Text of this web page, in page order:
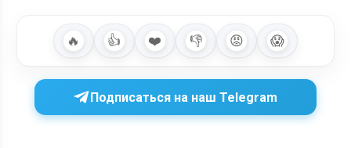
🔥 👍 ❤️ 👎 😡 😱
Подписаться на наш Telegram